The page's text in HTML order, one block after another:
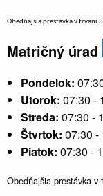
Obedňajšia prestávka v trvaní
Matričný úrad
Pondelok:
Utorok: 07:30 -
Streda: 07:30 -
Štvrtok: 07:30 -
Piatok: 07:30 -
Obedňajšia prestávka